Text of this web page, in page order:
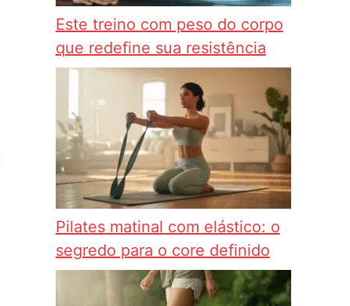
Este treino com peso do corpo
que redefine sua resistência
Pilates matinal com elástico: o
segredo para o core definido